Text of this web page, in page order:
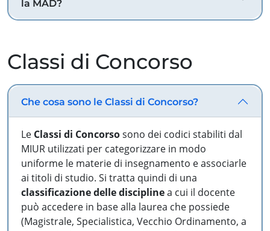
la MAD?
Classi di Concorso
Che cosa sono le Classi di Concorso?
Le Classi di Concorsosono dei codici stabiliti dal
MIUR utilizzati per categorizzare in modo
uniforme le materie di insegnamento e associarle
ai titoli di studio. Si tratta quindi di una
classificazione delle disciplinea cui il docente
può accedere in base alla laurea che possiede
(Magistrale, Specialistica, Vecchio Ordinamento, a